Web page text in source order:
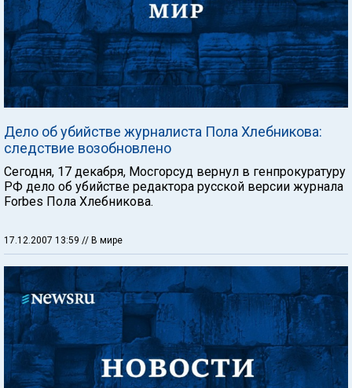
Дело об убийстве журналиста Пола Хлебникова:
следствие возобновлено
Сегодня, 17 декабря, Мосгорсуд вернул в генпрокуратуру
РФ дело об убийстве редактора русской версии журнала
Forbes Пола Хлебникова.
17.12.2007 13:59 // В мире